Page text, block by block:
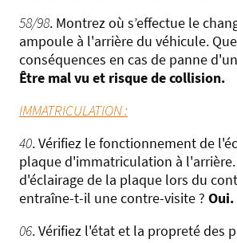
58/98. Montrez où s’effectue le
ampoule à l'arrière du véhicule.
conséquences en cas de panne
Être mal vu et risque de collision.
IMMATRICULATION :
40. Vérifiez le fonctionnement de
plaque d'immatriculation à
d'éclairage de la plaque lors du
entraîne-t-il une contre-visite ? Oui.
06. Vérifiez l'état et la propreté des